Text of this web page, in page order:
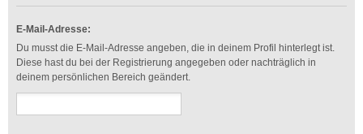
E-Mail-Adresse:
Du musst die E-Mail-Adresse angeben, die in deinem Profil hinterlegt ist.
Diese hast du bei der Registrierung angegeben oder nachträglich in
deinem persönlichen Bereich geändert.